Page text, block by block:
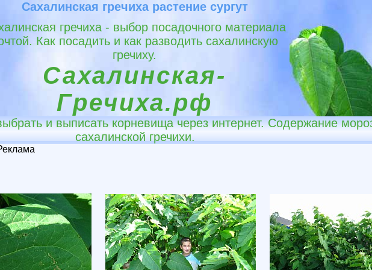
Сахалинская гречиха растение сургут
гречиха - выбор посадочного материала
Как посадить и как разводить сахалинскую
гречиху.
Сахалинская-
Гречиха.рф
и выписать корневища через интернет. Содержание
сахалинской гречихи.